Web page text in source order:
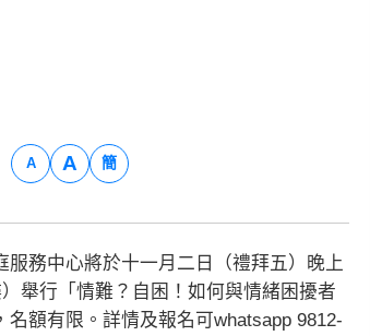
A A 簡
務中心將於十一月二日（禮拜五）晚上
舉行「情難？自困！如何與情緒困擾者
額有限。詳情及報名可whatsapp 9812-